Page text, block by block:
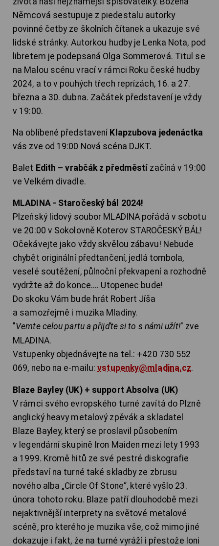
Němcová sestupuje z piedestalu autorky
povinné četby ze školních čítanek a ukazuje své
lidské stránky. Autorkou hudby je Lenka Nota, pod
libretem je podepsaná Olga Sommerová. Titul se
na Malou scénu vrací v rámci Roku české hudby
2024, a to v pouhých třech reprízách, 16. a 27.
března a 30. dubna. Začátek představení je vždy
v 19:00.
Na oblíbené představení Klapzubova jedenáctka
vás zve od 19:00 Nová scéna DJKT.
Balet Edith – vrabčák z předměstí začíná v 19:00
ve Velkém divadle.
MLADINA - Staročeský bál 2024!
Plzeňský lidový soubor MLADINA pořádá v sobotu
ve 20:00 v Sokolovně Koterov STAROČESKÝ BÁL!
Očekávejte jako vždy skvělou zábavu! Nebude
chybět originální předtančení, jedlá tombola,
veselé soutěžení, půlnoční překvapení a rozhodně
vydržte až do konce.... Utopenec bude!
Do skoku Vám bude hrát Robert Jíša
a samozřejmě i muzika Mladiny.
"Vemte celou partu a přijďte si to s námi užít!" zve
MLADINA.
Vstupenky objednávejte na tel.: +420 730 552
069, nebo na e-mailu:vstupenky@mladina.cz.
Blaze Bayley (UK) + support Absolva (UK)
V rámci svého evropského turné zavítá do Plzně
anglický heavy metalový zpěvák a skladatel
Blaze Bayley, který se proslavil působením
v legendární skupině Iron Maiden mezi lety 1993
a 1999. Kromě hitů ze své pestré diskografie
představí na turné také skladby ze zbrusu
nového alba „Circle Of Stone“, které vyšlo 23.
února tohoto roku. Blaze patří dlouhodobě mezi
nejaktivnější interprety na světové metalové
scéně, pro kterého je muzika vše, což mimo jiné
dokazuje i fakt, že na turné vyráží i přestože loni